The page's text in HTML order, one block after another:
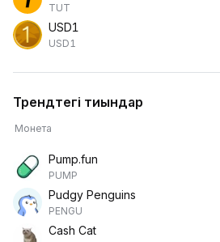
TUT
USD1
USD1
Трендтегі тиындар
Монета
Pump.fun
PUMP
Pudgy Penguins
PENGU
Cash Cat